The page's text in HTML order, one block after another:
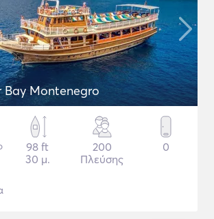
Bay Montenegro
98 ft
30 μ.
200
Πλεύσης
0